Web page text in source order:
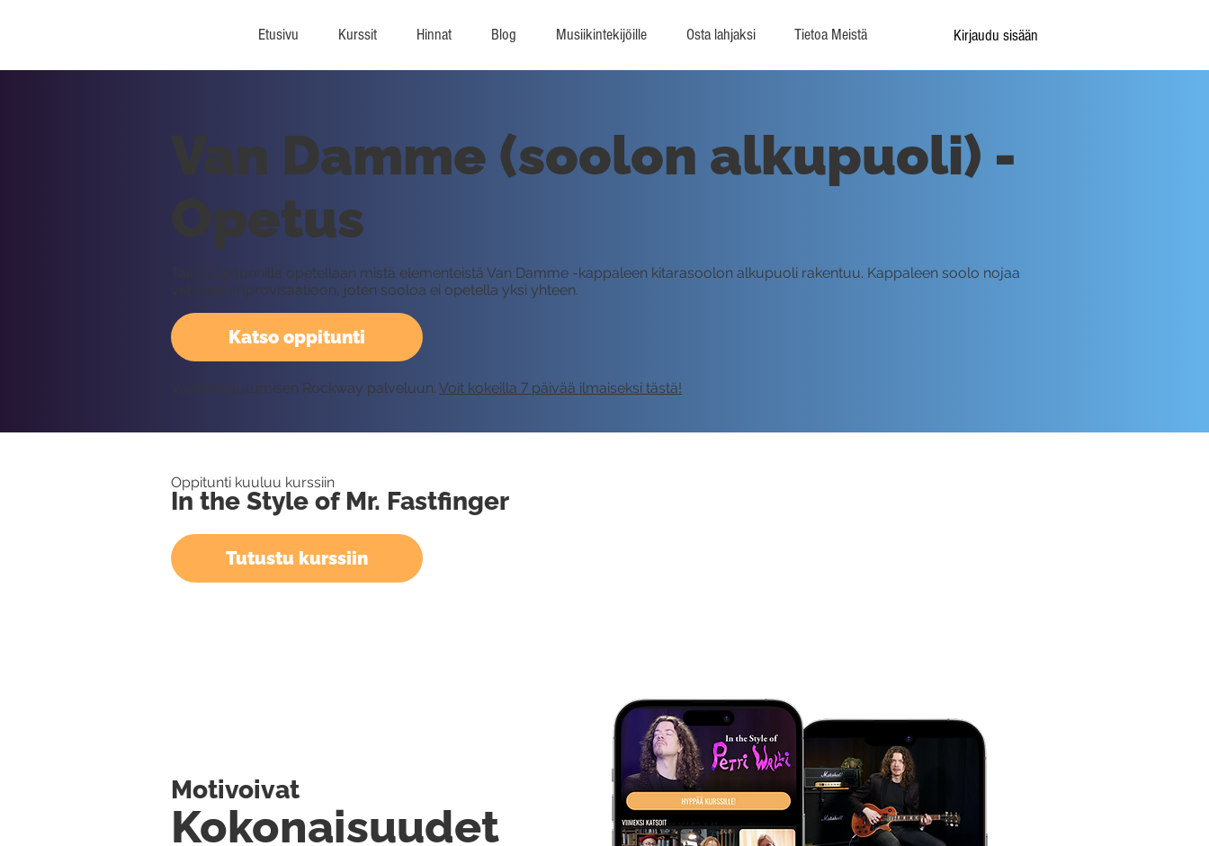
Etusivu Kurssit Hinnat Blog Musiikintekijöille Osta lahjaksi Tietoa Meistä Kirjaudu sisään
Katso oppitunti
Van Damme (soolon alkupuoli) -
Opetus
Tällä oppitunnilla opetellaan mistä elementeistä Van Damme -kappaleen kitarasoolon alkupuoli rakentuu. Kappaleen soolo nojaa
vahvasti improvisaatioon, joten sooloa ei opetella yksi yhteen.
Vaatii kirjautumisen Rockway palveluun. Voit kokeilla 7 päivää ilmaiseksi tästä!
Oppitunti kuuluu kurssiin
In the Style of Mr. Fastfinger
Tutustu kurssiin
Kokonaisuudet
Motivoivat